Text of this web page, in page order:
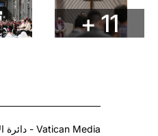
+ 11
Copyright © دائرة الاتصالات - Vatican Media